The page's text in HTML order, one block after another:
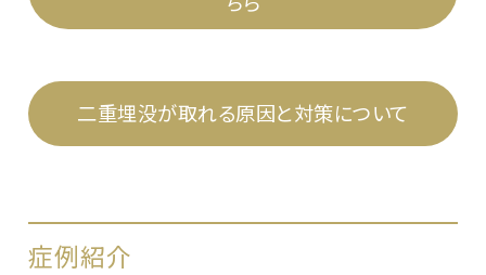
二重埋没が取れる原因と対策について
症例紹介